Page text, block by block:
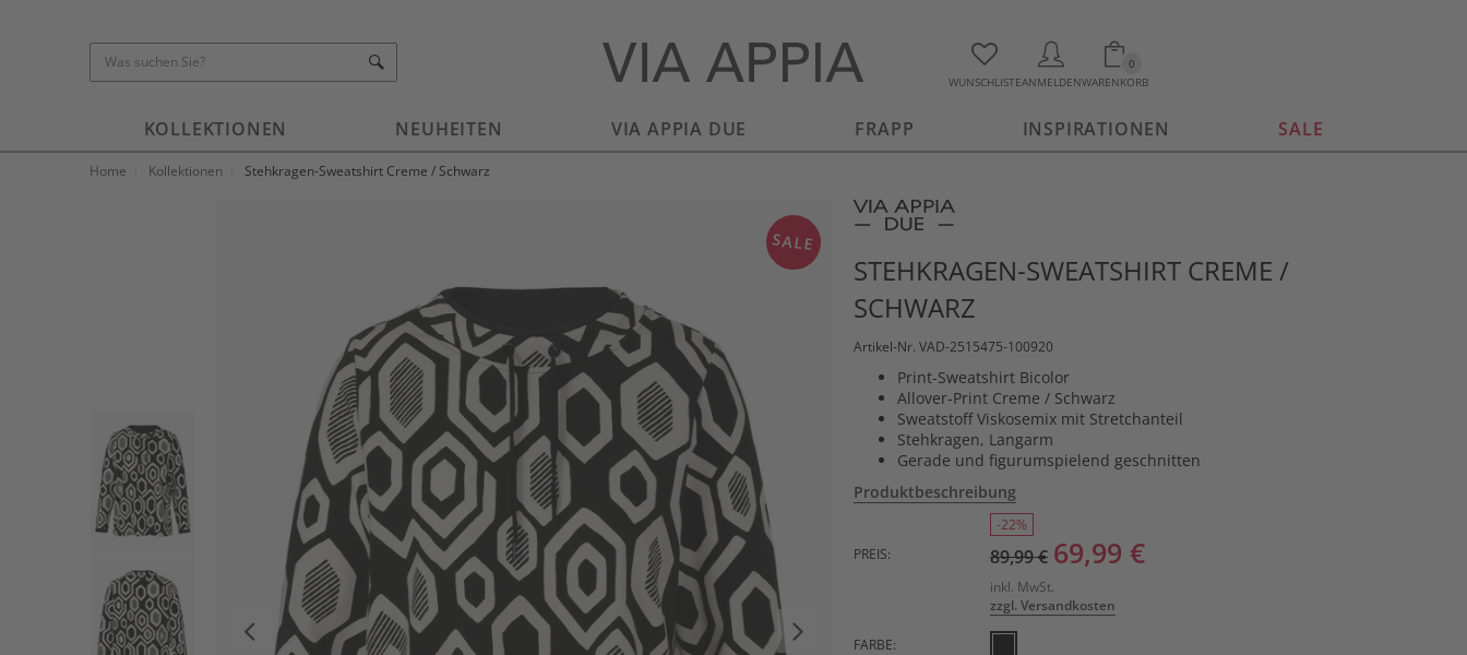
WUNSCHLISTEANMELDEN
0
WARENKORB
KOLLEKTIONEN NEUHEITEN VIA APPIA DUE FRAPP INSPIRATIONEN SALE
Home Kollektionen Stehkragen-Sweatshirt Creme / Schwarz
SALE
STEHKRAGEN-SWEATSHIRT CREME /
SCHWARZ
Artikel-Nr. VAD-2515475-100920
Print-Sweatshirt Bicolor
Allover-Print Creme / Schwarz
Sweatstoff Viskosemix mit Stretchanteil
Stehkragen, Langarm
Gerade und figurumspielend geschnitten
Produktbeschreibung
-22%
PREIS:
89,99 € 69,99 €
inkl. MwSt.
zzgl. Versandkosten
FARBE: